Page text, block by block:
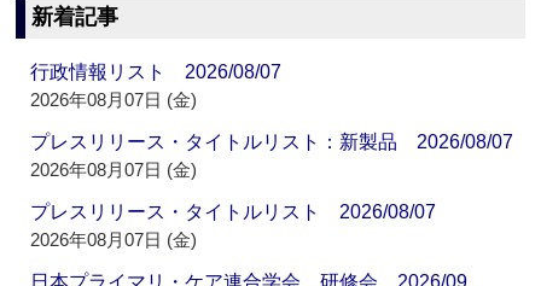
新着記事
行政情報リスト 2026/08/07
2026年08月07日 (金)
プレスリリース・タイトルリスト：新製品 2026/08/07
2026年08月07日 (金)
プレスリリース・タイトルリスト 2026/08/07
2026年08月07日 (金)